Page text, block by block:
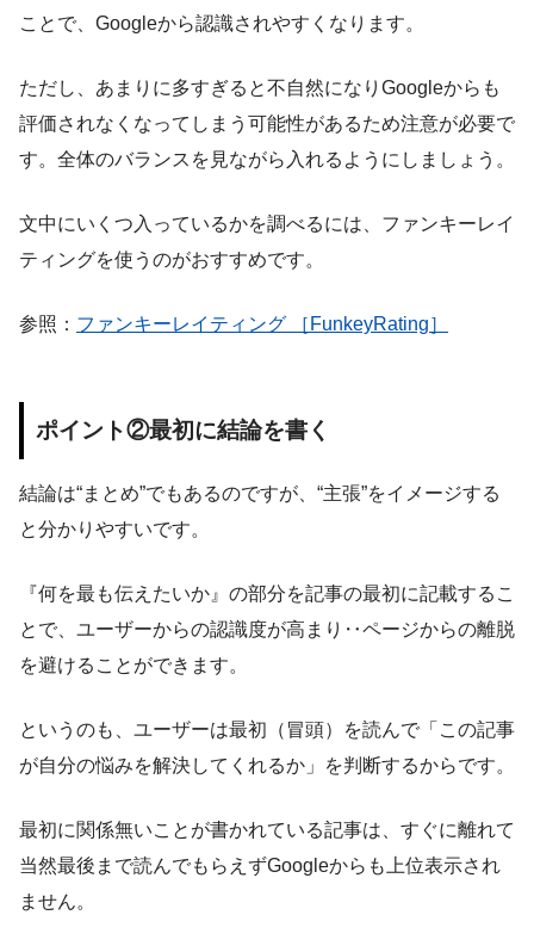
ことで、Googleから認識されやすくなります。
ただし、あまりに多すぎると不自然になりGoogleからも
評価されなくなってしまう可能性があるため注意が必要で
す。全体のバランスを見ながら入れるようにしましょう。
文中にいくつ入っているかを調べるには、ファンキーレイ
ティングを使うのがおすすめです。
参照： ファンキーレイティング ［FunkeyRating］
ポイント②最初に結論を書く
結論は“まとめ”でもあるのですが、“主張”をイメージする
と分かりやすいです。
『何を最も伝えたいか』の部分を記事の最初に記載するこ
とで、ユーザーからの認識度が高まり‥ページからの離脱
を避けることができます。
というのも、ユーザーは最初（冒頭）を読んで「この記事
が自分の悩みを解決してくれるか」を判断するからです。
最初に関係無いことが書かれている記事は、すぐに離れて
当然最後まで読んでもらえずGoogleからも上位表示され
ません。